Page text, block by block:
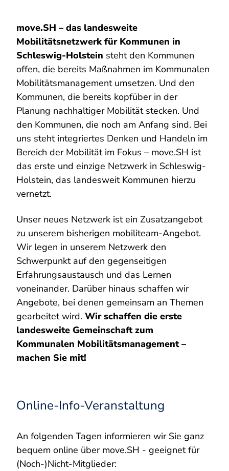
move.SH – das landesweite
Mobilitätsnetzwerk für Kommunen in
Schleswig-Holstein steht den Kommunen
offen, die bereits Maßnahmen im Kommunalen
Mobilitätsmanagement umsetzen. Und den
Kommunen, die bereits kopfüber in der
Planung nachhaltiger Mobilität stecken. Und
den Kommunen, die noch am Anfang sind. Bei
uns steht integriertes Denken und Handeln im
Bereich der Mobilität im Fokus – move.SH ist
das erste und einzige Netzwerk in Schleswig-
Holstein, das landesweit Kommunen hierzu
vernetzt.
Unser neues Netzwerk ist ein Zusatzangebot
zu unserem bisherigen mobiliteam-Angebot.
Wir legen in unserem Netzwerk den
Schwerpunkt auf den gegenseitigen
Erfahrungsaustausch und das Lernen
voneinander. Darüber hinaus schaffen wir
Angebote, bei denen gemeinsam an Themen
gearbeitet wird. Wir schaffen die erste
landesweite Gemeinschaft zum
Kommunalen Mobilitätsmanagement –
machen Sie mit!
Online-Info-Veranstaltung
An folgenden Tagen informieren wir Sie ganz
bequem online über move.SH - geeignet für
(Noch-)Nicht-Mitglieder: